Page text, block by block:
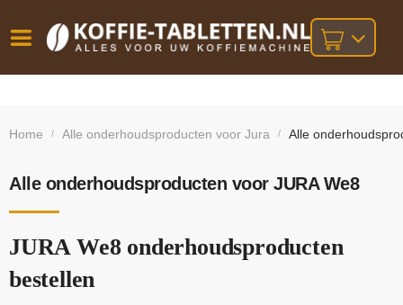
besteld,
bij orders
Home / Alle onderhoudsproducten voor Jura / Alle
Alle onderhoudsproducten voor JURA We8
JURA We8 onderhoudsproducten
bestellen